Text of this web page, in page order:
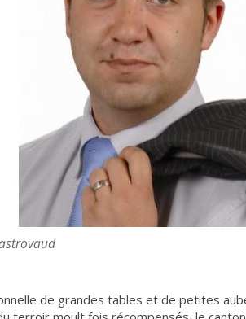
de grandes tables et de petites